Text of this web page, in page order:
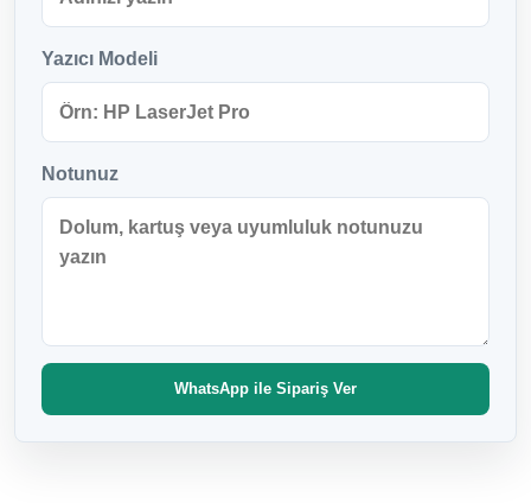
Yazıcı Modeli
Notunuz
WhatsApp ile Sipariş Ver